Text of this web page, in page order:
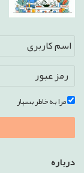
مرا به خاطر بسپار
درباره